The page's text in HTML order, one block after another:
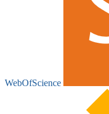
WebOfScience